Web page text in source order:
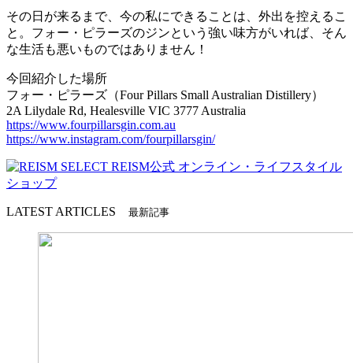
その日が来るまで、今の私にできることは、外出を控えるこ
と。フォー・ピラーズのジンという強い味方がいれば、そん
な生活も悪いものではありません！
今回紹介した場所
フォー・ピラーズ（Four Pillars Small Australian Distillery）
2A Lilydale Rd, Healesville VIC 3777 Australia
https://www.fourpillarsgin.com.au
https://www.instagram.com/fourpillarsgin/
LATEST ARTICLES 最新記事